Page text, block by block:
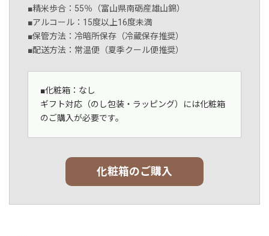
■精米歩合：55％（富山県南砺産雄山錦）
■アルコール：15度以上16度未満
■保管方法：冷暗所保存（冷蔵保存推奨）
■配送方法：常温便（夏季クール便推奨）
■化粧箱：なし
ギフト対応（のし包装・ラッピング）には化粧箱
のご購入が必要です。
化粧箱のご購入